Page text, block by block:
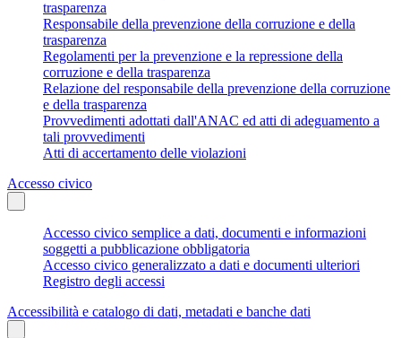
trasparenza
Responsabile della prevenzione della corruzione e della
trasparenza
Regolamenti per la prevenzione e la repressione della
corruzione e della trasparenza
Relazione del responsabile della prevenzione della corruzione
e della trasparenza
Provvedimenti adottati dall'ANAC ed atti di adeguamento a
tali provvedimenti
Atti di accertamento delle violazioni
Accesso civico
Accesso civico semplice a dati, documenti e informazioni
soggetti a pubblicazione obbligatoria
Accesso civico generalizzato a dati e documenti ulteriori
Registro degli accessi
Accessibilità e catalogo di dati, metadati e banche dati